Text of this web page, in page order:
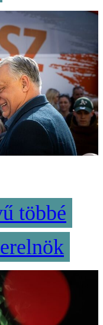
többé